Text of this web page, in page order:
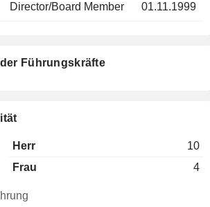
Director/Board Member 01.11.1999
Führungskräfte
Herr
10
Frau
4